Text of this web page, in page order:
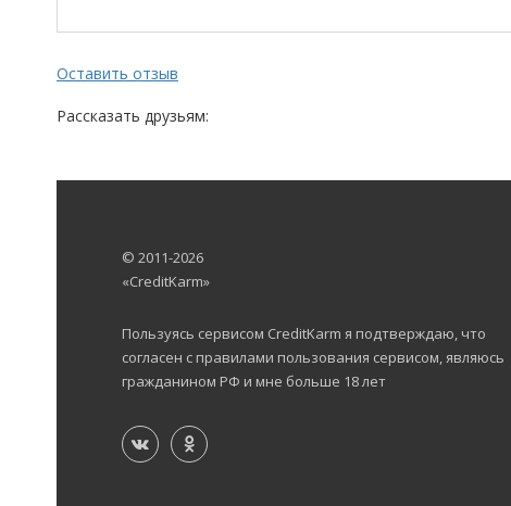
Оставить отзыв
Рассказать друзьям:
© 2011-2026
«CreditKarm»
Пользуясь сервисом CreditKarm я подтверждаю, что
согласен с правилами пользования сервисом, являюсь
гражданином РФ и мне больше 18 лет